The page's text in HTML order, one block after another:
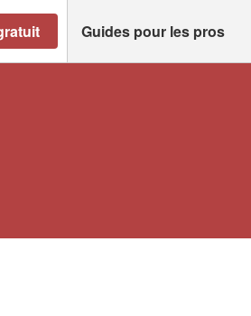
Guides pour les pros